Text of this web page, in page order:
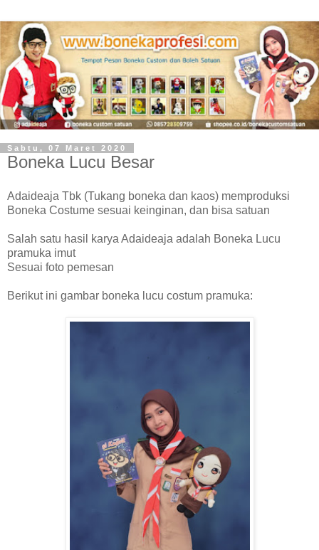
Sabtu, 07 Maret 2020
Boneka Lucu Besar
Adaideaja Tbk (Tukang boneka dan kaos) memproduksi
Boneka Costume sesuai keinginan, dan bisa satuan
Salah satu hasil karya Adaideaja adalah Boneka Lucu
pramuka imut
Sesuai foto pemesan
Berikut ini gambar boneka lucu costum pramuka: